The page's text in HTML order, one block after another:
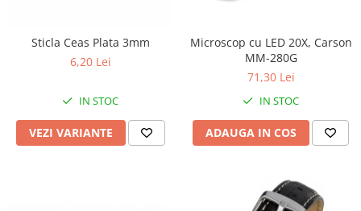
Sticla Ceas Plata 3mm
6,20 Lei
IN STOC
VEZI VARIANTE
Microscop cu LED 20X, Carson
MM-280G
71,30 Lei
IN STOC
ADAUGA IN COS